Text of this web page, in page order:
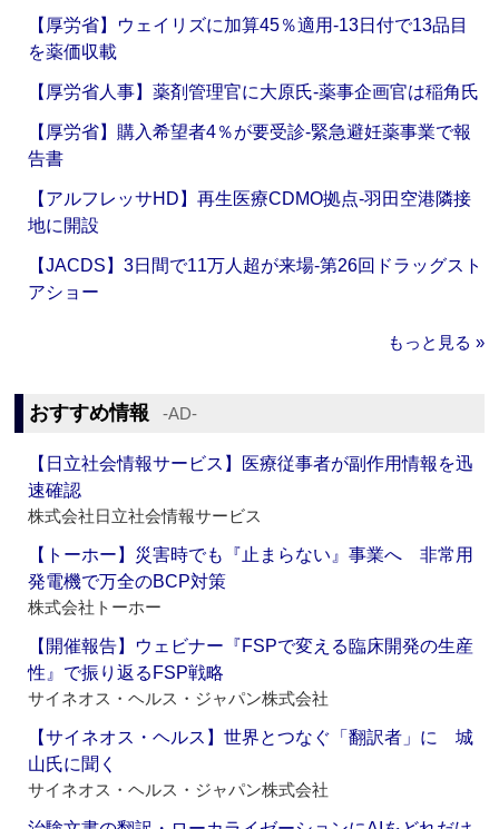
【厚労省】ウェイリズに加算45％適用‐13日付で13品目
を薬価収載
【厚労省人事】薬剤管理官に大原氏‐薬事企画官は稲角氏
【厚労省】購入希望者4％が要受診‐緊急避妊薬事業で報
告書
【アルフレッサHD】再生医療CDMO拠点‐羽田空港隣接
地に開設
【JACDS】3日間で11万人超が来場‐第26回ドラッグスト
アショー
もっと見る »
おすすめ情報 ‐AD‐
【日立社会情報サービス】医療従事者が副作用情報を迅
速確認
株式会社日立社会情報サービス
【トーホー】災害時でも『止まらない』事業へ 非常用
発電機で万全のBCP対策
株式会社トーホー
【開催報告】ウェビナー『FSPで変える臨床開発の生産
性』で振り返るFSP戦略
サイネオス・ヘルス・ジャパン株式会社
【サイネオス・ヘルス】世界とつなぐ「翻訳者」に 城
山氏に聞く
サイネオス・ヘルス・ジャパン株式会社